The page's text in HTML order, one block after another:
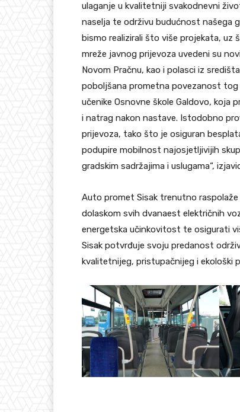
ulaganje u kvalitetniji svakodnevni
naselja te održivu budućnost našega
bismo realizirali što više projekata, uz
mreže javnog prijevoza uvedeni su
Novom Pračnu, kao i polasci iz
poboljšana prometna povezanost tog
učenike Osnovne škole Galdovo, koja
i natrag nakon nastave. Istodobno
prijevoza, tako što je osiguran
podupire mobilnost najosjetljivijih
gradskim sadržajima i uslugama“,
Auto promet Sisak trenutno
dolaskom svih dvanaest električnih
energetska učinkovitost te osigurati
Sisak potvrđuje svoju predanost
kvalitetnijeg, pristupačnijeg i ekološki